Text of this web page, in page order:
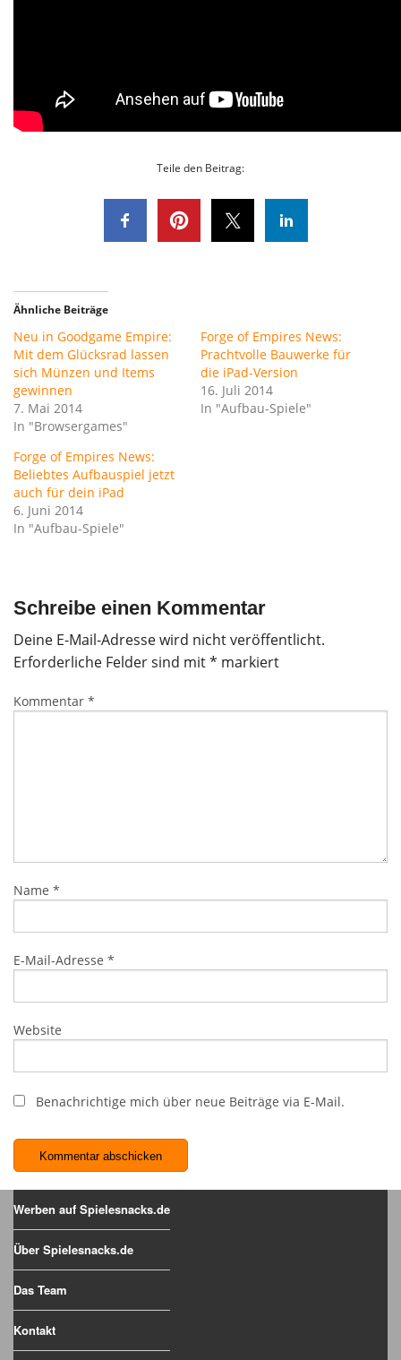
Teile den Beitrag:
Ähnliche Beiträge
Neu in Goodgame Empire:
Mit dem Glücksrad lassen
sich Münzen und Items
gewinnen
7. Mai 2014
In "Browsergames"
Forge of Empires News:
Prachtvolle Bauwerke für
die iPad-Version
16. Juli 2014
In "Aufbau-Spiele"
Forge of Empires News:
Beliebtes Aufbauspiel jetzt
auch für dein iPad
6. Juni 2014
In "Aufbau-Spiele"
Schreibe einen Kommentar
Deine E-Mail-Adresse wird nicht veröffentlicht.
Erforderliche Felder sind mit* markiert
Kommentar *
Name *
E-Mail-Adresse *
Website
Benachrichtige mich über neue Beiträge via E-Mail.
Werben auf Spielesnacks.de
Über Spielesnacks.de
Das Team
Kontakt